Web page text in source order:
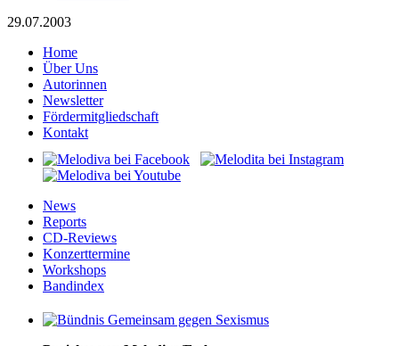
29.07.2003
Home
Über Uns
Autorinnen
Newsletter
Fördermitgliedschaft
Kontakt
News
Reports
CD-Reviews
Konzerttermine
Workshops
Bandindex